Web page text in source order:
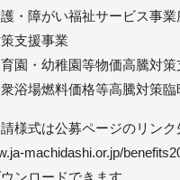
・障がい福祉サービス事業
支援事業
園・幼稚園等物価高騰対策
浴場燃料価格等高騰対策臨
様式は公募ページのリンク
machidashi.or.jp/
ンロードできます。